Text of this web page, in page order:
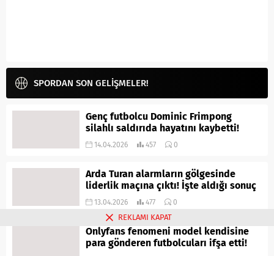
SPORDAN SON GELİŞMELER!
Genç futbolcu Dominic Frimpong
silahlı saldırıda hayatını kaybetti!
14.04.2026 457 0
Arda Turan alarmların gölgesinde
liderlik maçına çıktı! İşte aldığı sonuç
13.04.2026 477 0
Onlyfans fenomeni model kendisine
para gönderen futbolcuları ifşa etti!
REKLAMI KAPAT